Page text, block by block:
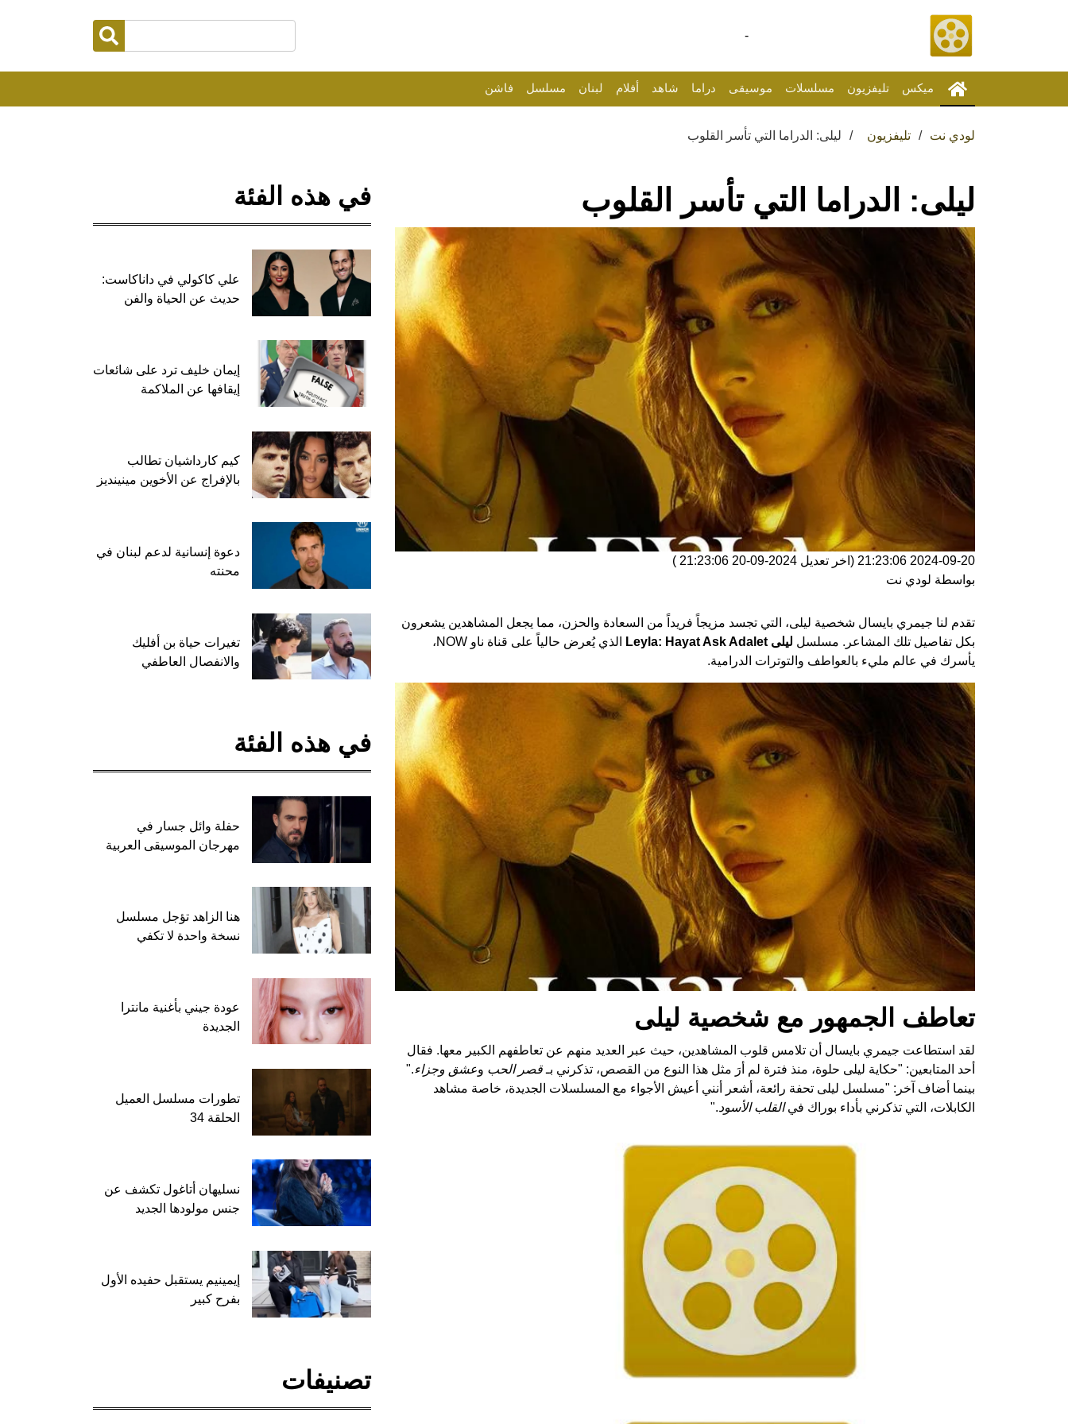
-
ميكس تليفزيون مسلسلات موسيقى دراما شاهد أفلام لبنان مسلسل فاشن
لودي نت تليفزيون ليلى: الدراما التي تأسر القلوب
ليلى: الدراما التي تأسر القلوب
2024-09-20 21:23:06 (اخر تعديل 2024-09-20 21:23:06
)
بواسطة لودي نت
تقدم لنا جيمري بايسال شخصية ليلى، التي تجسد مزيجاً فريداً من السعادة والحزن، مما يجعل المشاهدين يشعرون
بكل تفاصيل تلك المشاعر. مسلسل ليلى Leyla: Hayat Ask Adalet
الذي يُعرض حالياً على قناة ناو NOW،
يأسرك في عالم مليء بالعواطف والتوترات الدرامية.
تعاطف الجمهور مع شخصية ليلى
لقد استطاعت جيمري بايسال أن تلامس قلوب المشاهدين، حيث عبر العديد منهم عن تعاطفهم الكبير معها. فقال
أحد المتابعين: "حكاية ليلى حلوة، منذ فترة لم أرَ مثل هذا النوع من القصص، تذكرني بـ قصر الحب وعشق وجزاء."
بينما أضاف آخر: "مسلسل ليلى تحفة رائعة، أشعر أنني أعيش الأجواء مع المسلسلات الجديدة، خاصة مشاهد
الكابلات، التي تذكرني بأداء بوراك فيالقلب الأسود."
في هذه الفئة
علي كاكولي في داناكاست:
حديث عن الحياة والفن
إيمان خليف ترد على شائعات
إيقافها عن الملاكمة
كيم كارداشيان تطالب
بالإفراج عن الأخوين مينينديز
دعوة إنسانية لدعم لبنان في
محنته
تغيرات حياة بن أفليك
والانفصال العاطفي
في هذه الفئة
حفلة وائل جسار في
مهرجان الموسيقى العربية
هنا الزاهد تؤجل مسلسل
نسخة واحدة لا تكفي
عودة جيني بأغنية مانترا
الجديدة
تطورات مسلسل العميل
الحلقة 34
نسليهان أتاغول تكشف عن
جنس مولودها الجديد
إيمينيم يستقبل حفيده الأول
بفرح كبير
تصنيفات